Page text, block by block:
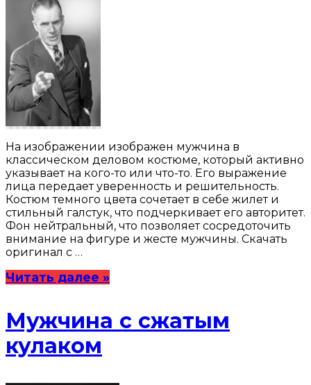
На изображении изображен мужчина в
классическом деловом костюме, который активно
указывает на кого-то или что-то. Его выражение
лица передает уверенность и решительность.
Костюм темного цвета сочетает в себе жилет и
стильный галстук, что подчеркивает его авторитет.
Фон нейтральный, что позволяет сосредоточить
внимание на фигуре и жесте мужчины. Скачать
оригинал с …
Читать далее »
Мужчина с сжатым
кулаком